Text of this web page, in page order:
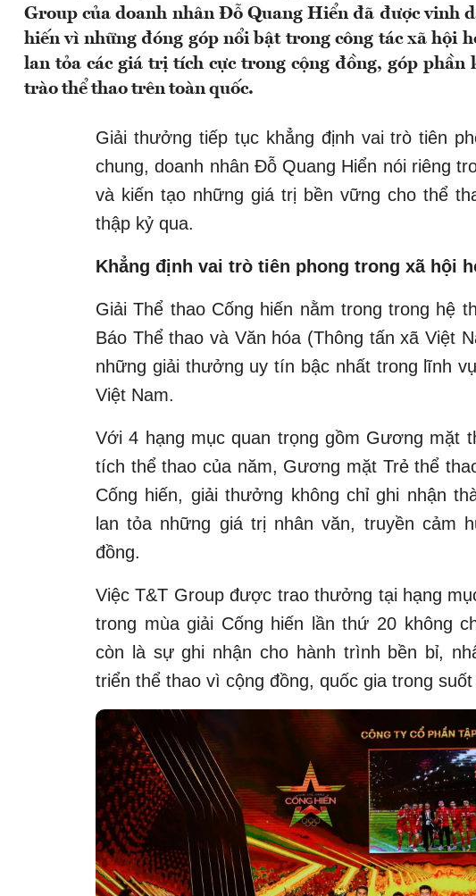
Group của doanh nhân Đỗ Quang Hiển đã được vinh
hiến vì những đóng góp nổi bật trong công tác xã hội
lan tỏa các giá trị tích cực trong cộng đồng, góp
trào thể thao trên toàn quốc.
Giải thưởng tiếp tục khẳng định vai trò tiên
chung, doanh nhân Đỗ Quang Hiển nói riêng
và kiến tạo những giá trị bền vững cho thể
thập kỷ qua.
Khẳng định vai trò tiên phong trong xã hội
Giải Thể thao Cống hiến nằm trong trong hệ
Báo Thể thao và Văn hóa (Thông tấn xã Việt
những giải thưởng uy tín bậc nhất trong lĩnh
Việt Nam.
Với 4 hạng mục quan trọng gồm Gương mặt
tích thể thao của năm, Gương mặt Trẻ thể
Cống hiến, giải thưởng không chỉ ghi nhận
lan tỏa những giá trị nhân văn, truyền cảm
đồng.
Việc T&T Group được trao thưởng tại hạng
trong mùa giải Cống hiến lần thứ 20 không
còn là sự ghi nhận cho hành trình bền bỉ,
triển thể thao vì cộng đồng, quốc gia trong